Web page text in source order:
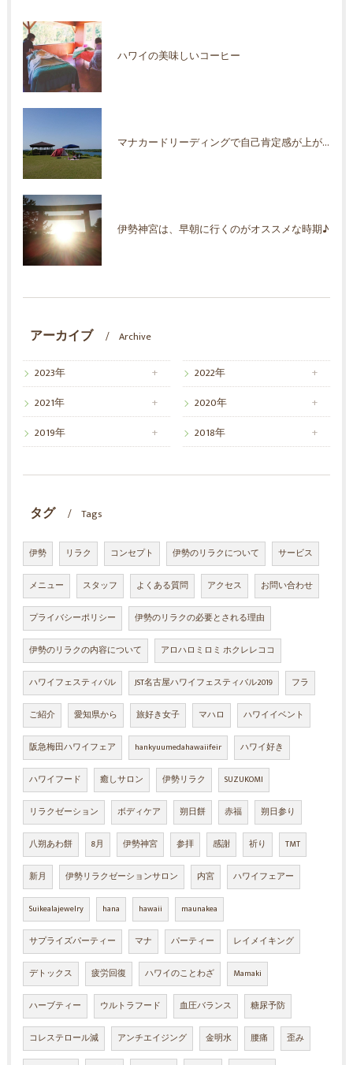
ハワイの美味しいコーヒー
マナカードリーディングで自己肯定感が上がった！
伊勢神宮は、早朝に行くのがオススメな時期♪
アーカイブ Archive
2023年
2022年
2021年
2020年
2019年
2018年
タグ Tags
伊勢 リラク コンセプト 伊勢のリラクについて サービス
メニュー スタッフ よくある質問 アクセス お問い合わせ
プライバシーポリシー 伊勢のリラクの必要とされる理由
伊勢のリラクの内容について アロハロミロミ ホクレレココ
ハワイフェスティバル JST名古屋ハワイフェスティバル2019 フラ
ご紹介 愛知県から 旅好き女子 マハロ ハワイイベント
阪急梅田ハワイフェア hankyuumedahawaiifeir ハワイ好き
ハワイフード 癒しサロン 伊勢リラク SUZUKOMI
リラクゼーション ボディケア 朔日餅 赤福 朔日参り
八朔あわ餅 8月 伊勢神宮 参拝 感謝 祈り TMT
新月 伊勢リラクゼーションサロン 内宮 ハワイフェアー
Suikealajewelry hana hawaii maunakea
サプライズパーティー マナ パーティー レイメイキング
デトックス 疲労回復 ハワイのことわざ Mamaki
ハーブティー ウルトラフード 血圧バランス 糖尿予防
コレステロール減 アンチエイジング 金明水 腰痛 歪み